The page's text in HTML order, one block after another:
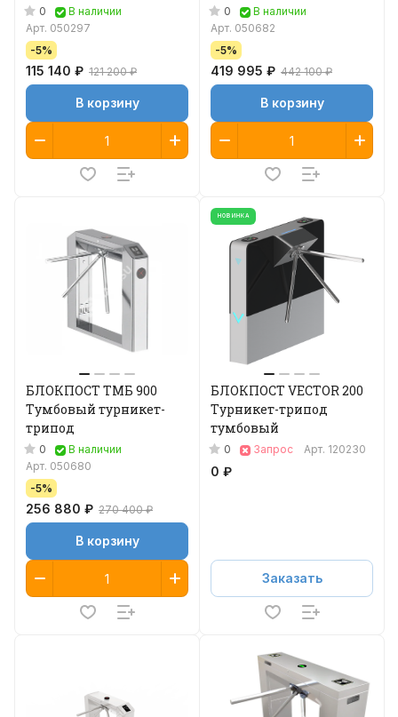
0
В наличии
Арт. 050297
-5%
115 140 ₽ 121 200 ₽
В корзину
0
В наличии
Арт. 050682
-5%
419 995 ₽ 442 100 ₽
В корзину
БЛОКПОСТ ТМБ 900
Тумбовый турникет-
трипод
0
В наличии
Арт. 050680
-5%
256 880 ₽ 270 400 ₽
В корзину
НОВИНКА
БЛОКПОСТ VECTOR 200
Турникет-трипод
тумбовый
0 Запрос Арт. 120230
0 ₽
Заказать